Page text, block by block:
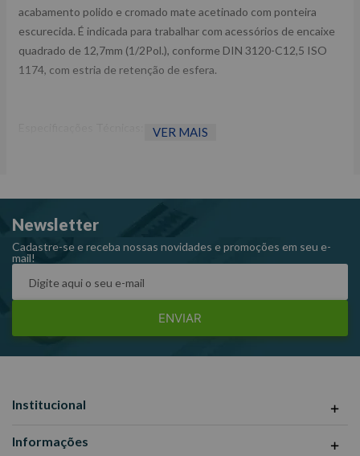
acabamento polido e cromado mate acetinado com ponteira
escurecida. É indicada para trabalhar com acessórios de encaixe
quadrado de 12,7mm (1/2Pol.), conforme DIN 3120-C12,5 ISO
1174, com estria de retenção de esfera.
Código: R62451519
Marca: Gedore Red
VER MAIS
Newsletter
Cadastre-se e receba nossas novidades e promoções em seu e-
mail!
ENVIAR
Institucional
Informações